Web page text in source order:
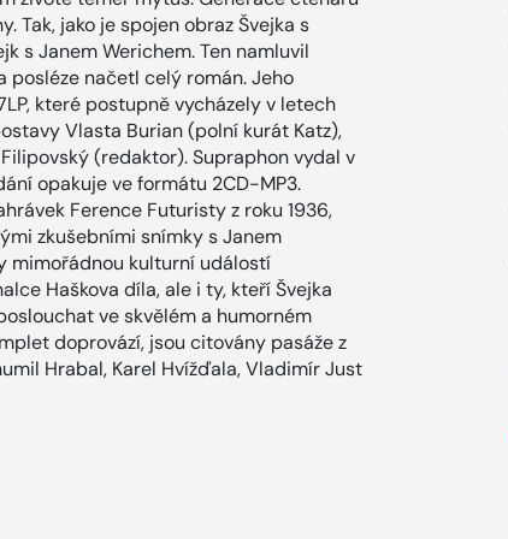
Tak, jako je spojen obraz Švejka s
s Janem Werichem. Ten namluvil
posléze načetl celý román. Jeho
které postupně vycházely v letech
Vlasta Burian (polní kurát Katz),
(redaktor). Supraphon vydal v
opakuje ve formátu 2CD-MP3.
Ference Futuristy z roku 1936,
zkušebními snímky s Janem
mimořádnou kulturní událostí
Haškova díla, ale i ty, kteří Švejka
ve skvělém a humorném
doprovází, jsou citovány pasáže z
Hrabal, Karel Hvížďala, Vladimír Just